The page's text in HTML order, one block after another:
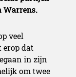
Warrens.
veel
erop dat
in zijn
om twee